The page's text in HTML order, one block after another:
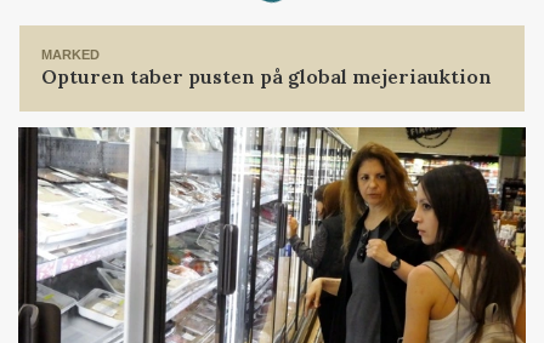
MARKED
Opturen taber pusten på global mejeriauktion